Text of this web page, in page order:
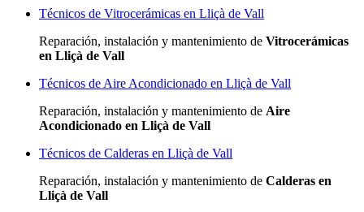
Técnicos de Vitrocerámicas en Lliçà de Vall
Reparación, instalación y mantenimiento de Vitrocerámicas
en Lliçà de Vall
Técnicos de Aire Acondicionado en Lliçà de Vall
Reparación, instalación y mantenimiento de Aire
Acondicionado en Lliçà de Vall
Técnicos de Calderas en Lliçà de Vall
Reparación, instalación y mantenimiento de Calderas en
Lliçà de Vall